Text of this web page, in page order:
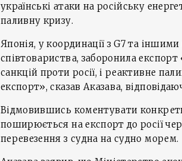
українські атаки на російську
паливну кризу.
Японія, у координації з G7 та
співтовариства, заборонила експорт
санкцій проти росії, і реактивне
експорт», сказав Аказава,
Відмовившись коментувати
поширюється на експорт до росії
перевезення з судна на судно морем.